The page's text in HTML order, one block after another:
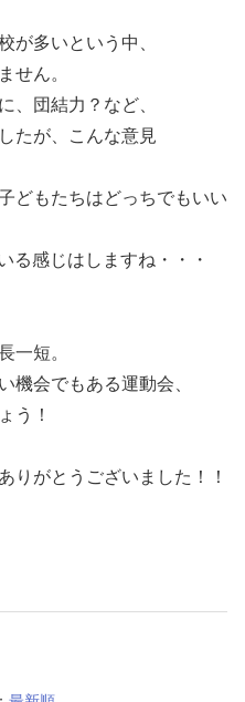
が多いという中、
せん。
、団結力？など、
たが、こんな意見
どもたちはどっちでもいい
る感じはしますね・・・
一短。
機会でもある運動会、
う！
りがとうございました！！